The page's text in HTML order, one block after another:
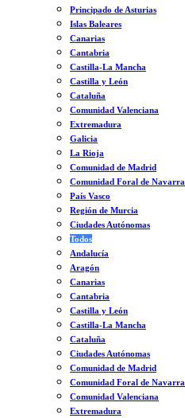
Principado de Asturias
Islas Baleares
Canarias
Cantabria
Castilla-La Mancha
Castilla y León
Cataluña
Comunidad Valenciana
Extremadura
Galicia
La Rioja
Comunidad de Madrid
Comunidad Foral de Navarra
País Vasco
Región de Murcia
Ciudades Autónomas
Todos
Andalucía
Aragón
Canarias
Cantabria
Castilla y León
Castilla-La Mancha
Cataluña
Ciudades Autónomas
Comunidad de Madrid
Comunidad Foral de Navarra
Comunidad Valenciana
Extremadura